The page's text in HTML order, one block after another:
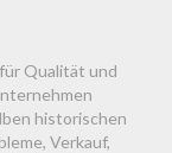
Qualität und
historischen
Verkauf,